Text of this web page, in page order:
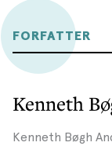
FORFATTER
Kenneth
Kenneth Bøgh